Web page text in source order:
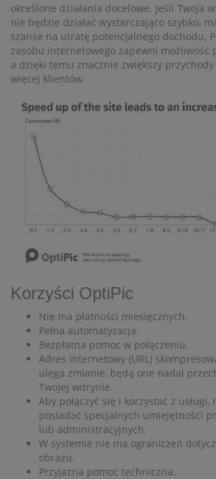
określone działania docelowe. Jeśli Twoja
nie będzie działać wystarczająco szybko,
szanse na utratę potencjalnego dochodu.
zasobu internetowego zapewni możliwość
a dzięki temu znacznie zwiększy
więcej klientów.
Korzyści OptiPic
Nie ma płatności miesięcznych.
Pełna automatyzacja.
Bezpłatna pomoc w połączeniu.
Adres internetowy (URL)
ulega zmianie, będą one nadal
Twojej witrynie.
Aby połączyć się i korzystać z usługi,
posiadać specjalnych umiejętności
lub administracyjnych.
W systemie nie ma ograniczeń
obrazu.
Przyjazna pomoc techniczna.